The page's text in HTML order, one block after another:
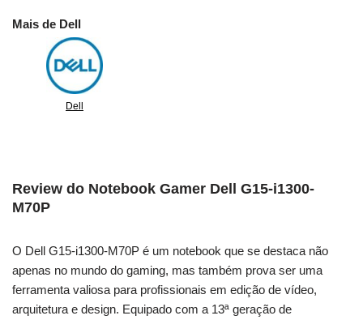
Mais de Dell
Dell
Review do Notebook Gamer Dell G15-i1300-
M70P
O Dell G15-i1300-M70P é um notebook que se destaca não
apenas no mundo do gaming, mas também prova ser uma
ferramenta valiosa para profissionais em edição de vídeo,
arquitetura e design. Equipado com a 13ª geração de